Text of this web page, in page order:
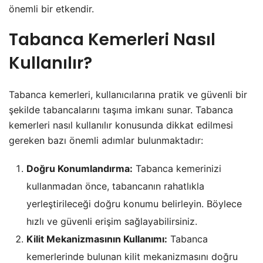
önemli bir etkendir.
Tabanca Kemerleri Nasıl
Kullanılır?
Tabanca kemerleri, kullanıcılarına pratik ve güvenli bir
şekilde tabancalarını taşıma imkanı sunar. Tabanca
kemerleri nasıl kullanılır konusunda dikkat edilmesi
gereken bazı önemli adımlar bulunmaktadır:
Doğru Konumlandırma: Tabanca kemerinizi
kullanmadan önce, tabancanın rahatlıkla
yerleştirileceği doğru konumu belirleyin. Böylece
hızlı ve güvenli erişim sağlayabilirsiniz.
Kilit Mekanizmasının Kullanımı: Tabanca
kemerlerinde bulunan kilit mekanizmasını doğru